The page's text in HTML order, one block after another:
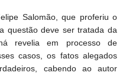
Salomão, que proferiu o
questão deve ser tratada da
revelia em processo de
casos, os fatos alegados
cabendo ao autor